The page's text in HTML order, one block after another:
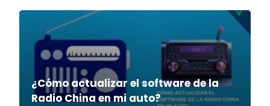
¿Cómo actualizar el software de la
Radio China en mi auto?